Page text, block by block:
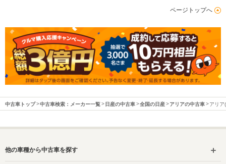
ページトップへ
中古車トップ 中古車検索：メーカー一覧 日産の中古車 全国の日産 アリアの中古車 アリア
他の車種から中古車を探す